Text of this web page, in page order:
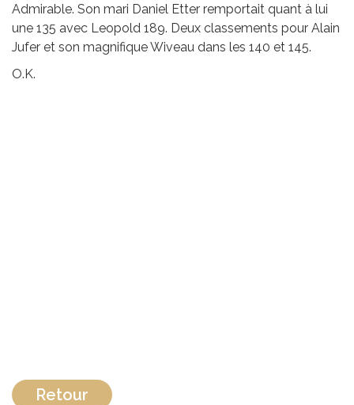
Admirable. Son mari Daniel Etter remportait quant à lui
une 135 avec Leopold 189. Deux classements pour Alain
Jufer et son magnifique Wiveau dans les 140 et 145.
O.K.
Retour